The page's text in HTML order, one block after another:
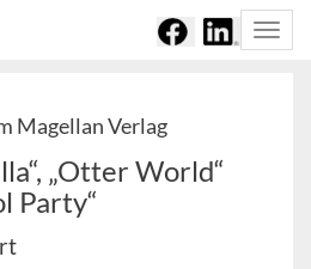
Magellan Verlag
„Otter World“
Party“